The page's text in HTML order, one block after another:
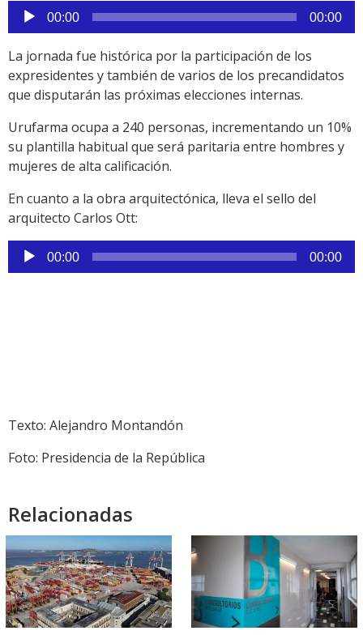
Reproductor
de
audio
00:00 00:00
La jornada fue histórica por la participación de los
expresidentes y también de varios de los precandidatos
que disputarán las próximas elecciones internas.
Urufarma ocupa a 240 personas, incrementando un 10%
su plantilla habitual que será paritaria entre hombres y
mujeres de alta calificación.
En cuanto a la obra arquitectónica, lleva el sello del
arquitecto Carlos Ott:
Reproductor
de
00:00 00:00
Texto: Alejandro Montandón
Foto: Presidencia de la República
Relacionadas